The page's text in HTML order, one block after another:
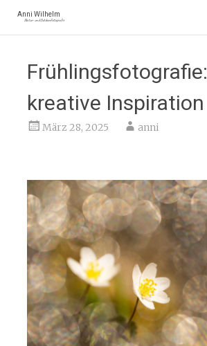
Anni Wilhelm
Natur- und Outdoorfotografie
Frühlingsfotografie:
kreative Inspiration
März 28, 2025 anni